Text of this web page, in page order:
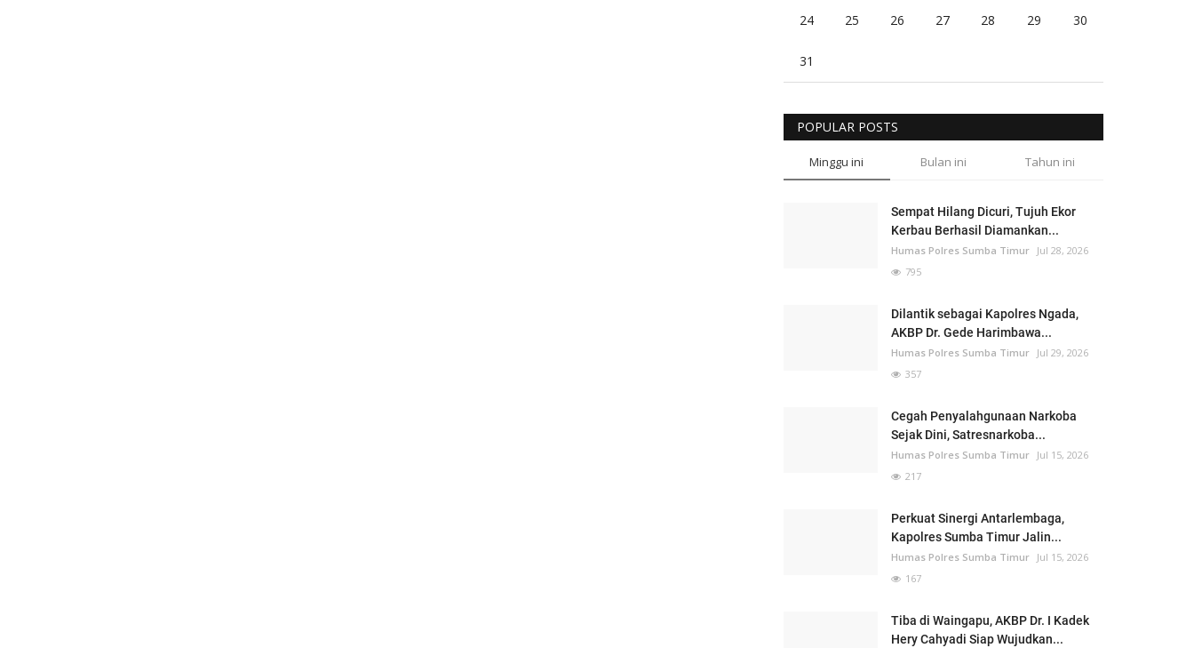
24 25 26 27 28 29 30
31
POPULAR POSTS
Minggu ini Bulan ini Tahun ini
Sempat Hilang Dicuri, Tujuh Ekor
Kerbau Berhasil Diamankan...
Humas Polres Sumba Timur Jul 28, 2026
795
Dilantik sebagai Kapolres Ngada,
AKBP Dr. Gede Harimbawa...
Humas Polres Sumba Timur Jul 29, 2026
357
Cegah Penyalahgunaan Narkoba
Sejak Dini, Satresnarkoba...
Humas Polres Sumba Timur Jul 15, 2026
217
Perkuat Sinergi Antarlembaga,
Kapolres Sumba Timur Jalin...
Humas Polres Sumba Timur Jul 15, 2026
167
Tiba di Waingapu, AKBP Dr. I Kadek
Hery Cahyadi Siap Wujudkan...